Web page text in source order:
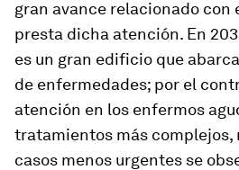
gran avance relacionado con
presta dicha atención. En
es un gran edificio que
de enfermedades; por el
atención en los enfermos
tratamientos más complejos,
casos menos urgentes se